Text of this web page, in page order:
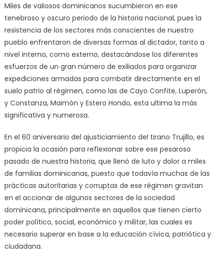
Miles de valiosos dominicanos sucumbieron en ese
tenebroso y oscuro periodo de la historia nacional, pues la
resistencia de los sectores más conscientes de nuestro
pueblo enfrentaron de diversas formas al dictador, tanto a
nivel interno, como externo, destacándose los diferentes
esfuerzos de un gran número de exiliados para organizar
expediciones armadas para combatir directamente en el
suelo patrio al régimen, como las de Cayo Confite, Luperón,
y Constanza, Maimón y Estero Hondo, esta ultima la más
significativa y numerosa.
En el 60 aniversario del ajusticiamiento del tirano Trujillo, es
propicia la ocasión para reflexionar sobre ese pesaroso
pasado de nuestra historia, que llenó de luto y dolor a miles
de familias dominicanas, puesto que todavía muchas de las
prácticas autoritarias y corruptas de ese régimen gravitan
en el accionar de algunos sectores de la sociedad
dominicana, principalmente en aquellos que tienen cierto
poder político, social, económico y militar, las cuales es
necesario superar en base a la educación cívica, patriótica y
ciudadana.